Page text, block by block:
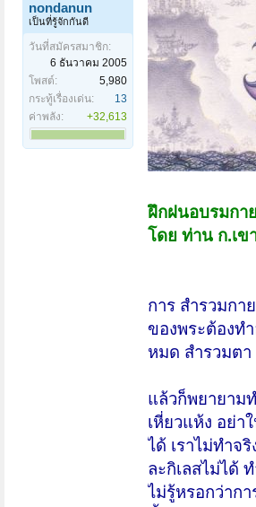
nondanun
เป็นที่รู้จักกันดี
วันที่สมัครสมาชิก:
6 ธันวาคม 2005
โพสต์:
5,980
กระทู้เรื่องเด่น:
13
ค่าพลัง:
+32,613
ฝึกฝนอบรมกา
โดย ท่าน ก.เข
การ สำรวมกา
ของพระต้องท
หมด สำรวมต
แล้วก็พยายาม
เหี่ยวแห้ง อย่า
ได้ เราไม่ทำจ
ละกิเลสไม่ได้
ไม่รู้หรอกว่าก